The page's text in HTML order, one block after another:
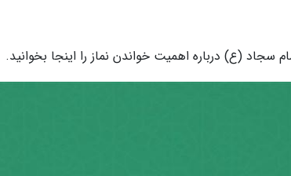
(ع) درباره اهمیت خواندن نماز را اینجا بخوانید.